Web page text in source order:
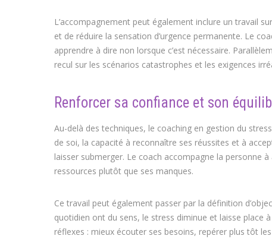
L’accompagnement peut également inclure un travail
et de réduire la sensation d’urgence permanente. Le
apprendre à dire non lorsque c’est nécessaire.
recul sur les scénarios catastrophes et les exigences
Renforcer sa confiance et son
Au-delà des techniques, le coaching en gestion du
de soi, la capacité à reconnaître ses réussites et à
laisser submerger. Le coach accompagne la personne
ressources plutôt que ses manques.
Ce travail peut également passer par la définition
quotidien ont du sens, le stress diminue et laisse place
réflexes : mieux écouter ses besoins, repérer plus tôt